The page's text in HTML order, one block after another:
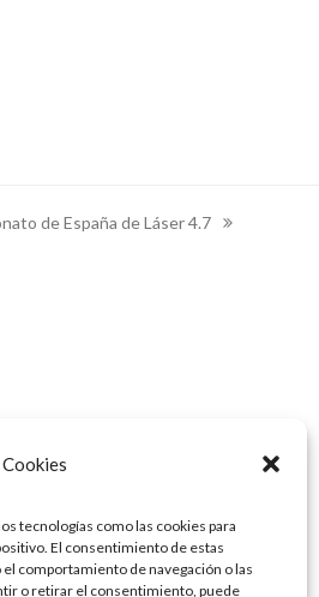
tecnologías como las cookies para
El consentimiento de estas
comportamiento de navegación o las
o retirar el consentimiento, puede
de España de Láser 4.7